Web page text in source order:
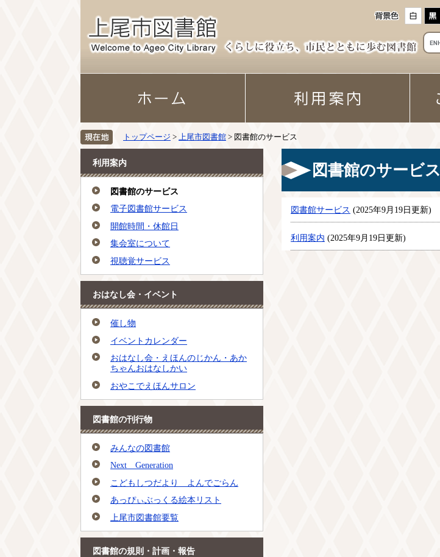
トップページ > 上尾市図書館 > 図書館のサービス
利用案内
図書館のサービス
電子図書館サービス
開館時間・休館日
集会室について
視聴覚サービス
おはなし会・イベント
催し物
イベントカレンダー
おはなし会・えほんのじかん・あか
ちゃんおはなしかい
おやこでえほんサロン
図書館の刊行物
みんなの図書館
Next Generation
こどもしつだより よんでごらん
あっぴぃぶっくる絵本リスト
上尾市図書館要覧
図書館の規則・計画・報告
図書館のサービス
図書館サービス (2025年9月19日更新)
利用案内 (2025年9月19日更新)